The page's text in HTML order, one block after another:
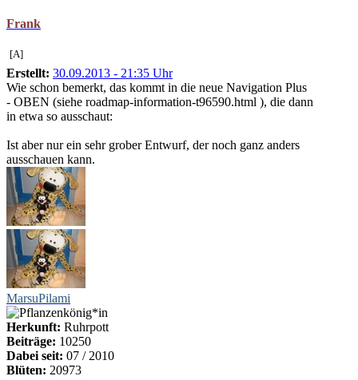
Frank
[A]
Erstellt: 30.09.2013 - 21:35 Uhr
Wie schon bemerkt, das kommt in die neue Navigation Plus
- OBEN (siehe roadmap-information-t96590.html ), die dann
in etwa so ausschaut:
Ist aber nur ein sehr grober Entwurf, der noch ganz anders
ausschauen kann.
MarsuPilami
Herkunft: Ruhrpott
Beiträge: 10250
Dabei seit: 07 / 2010
Blüten: 20973